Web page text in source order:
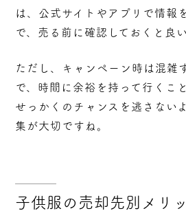
は、公式サイトやアプリで情報
で、売る前に確認しておくと良
ただし、キャンペーン時は混雑
で、時間に余裕を持って行くこ
せっかくのチャンスを逃さない
集が大切ですね。
子供服の売却先別メリ